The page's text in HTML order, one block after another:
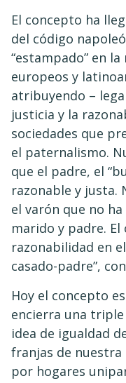
El concepto ha
del código
“estampado” en
europeos y
atribuyendo –
justicia y la
sociedades que
el paternalismo.
que el padre, el
razonable y justa.
el varón que no ha
marido y padre.
razonabilidad en
casado-padre”,
Hoy el concepto
encierra una
idea de igualdad
franjas de nuestra
por hogares